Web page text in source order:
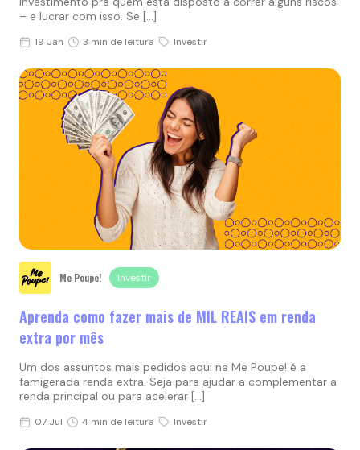
– e lucrar com isso. Se […]
19 Jan 3 min de leitura Investir
Me Poupe! Investir
Aprenda como fazer mais de MIL REAIS em renda
extra por mês
Um dos assuntos mais pedidos aqui na Me Poupe! é a
famigerada renda extra. Seja para ajudar a complementar a
renda principal ou para acelerar […]
07 Jul 4 min de leitura Investir